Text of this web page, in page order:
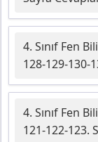
4. Sınıf Fen
128-129-130-
4. Sınıf Fen
121-122-123.